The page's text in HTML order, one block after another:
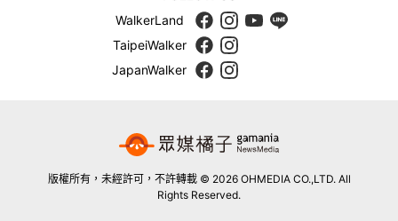
WalkerLand
TaipeiWalker
JapanWalker
版權所有，未經許可，不許轉載 © 2026 OHMEDIA CO.,LTD. All
Rights Reserved.